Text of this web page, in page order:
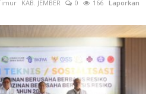
KAB. JEMBER 0 166 Laporkan